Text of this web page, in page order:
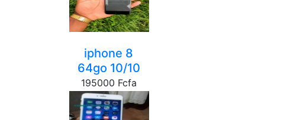
iphone 8
64go 10/10
195000 Fcfa
yaounde